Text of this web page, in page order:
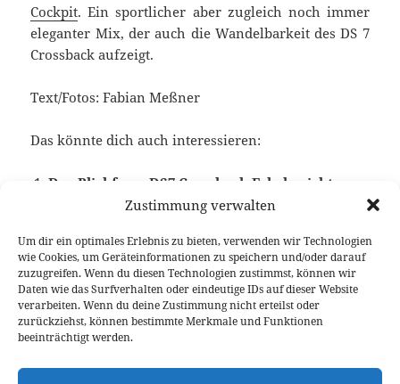
Zustimmung verwalten
Um dir ein optimales Erlebnis zu bieten, verwenden wir Technologien
wie Cookies, um Geräteinformationen zu speichern und/oder darauf
zuzugreifen. Wenn du diesen Technologien zustimmst, können wir
Daten wie das Surfverhalten oder eindeutige IDs auf dieser Website
verarbeiten. Wenn du deine Zustimmung nicht erteilst oder
zurückziehst, können bestimmte Merkmale und Funktionen
beeinträchtigt werden.
Cockpit. Ein sportlicher aber zugleich noch immer
eleganter Mix, der auch die Wandelbarkeit des DS 7
Crossback aufzeigt.
Text/Fotos: Fabian Meßner
Das könnte dich auch interessieren:
Der Blickfang: DS7 Crossback Fahrbericht
Veröffentlicht
am
20. Januar 2021 Autor
Fabian Meßner Kategorien
Fahrberichte
DS 7
Crossback,Video Fahrbericht
Beitragsnavigation
VORHERIGER
Vorheriger
Beitrag:
Toyota GR Yaris Test: ein Rallyeauto für
den Alltag